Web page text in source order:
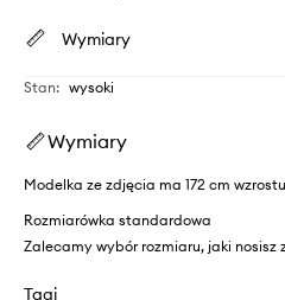
Wymiary
Stan: wysoki
Wymiary
Modelka ze zdjęcia ma 172 cm
Rozmiarówka standardowa
Zalecamy wybór rozmiaru, jaki nosisz
Tagi